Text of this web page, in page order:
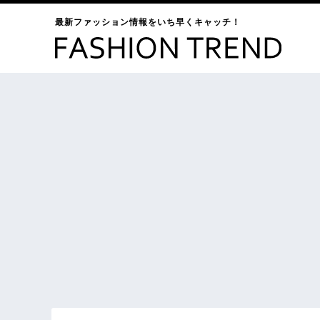
最新ファッション情報をいち早くキャッチ！